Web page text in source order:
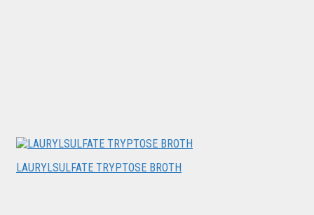
LAURYLSULFATE TRYPTOSE BROTH